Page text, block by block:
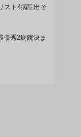
スト4病院出そ
優秀2病院決ま